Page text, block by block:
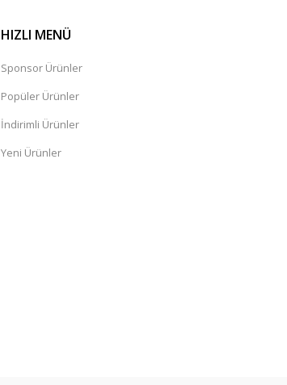
HIZLI MENÜ
Sponsor Ürünler
Popüler Ürünler
İndirimli Ürünler
Yeni Ürünler